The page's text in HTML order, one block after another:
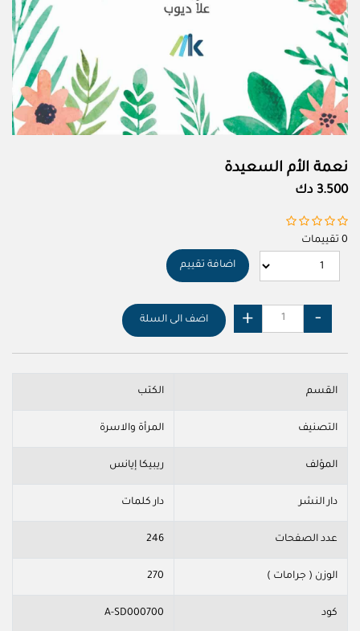
نعمة الأم السعيدة
3.500 دك
0 تقييمات
اضافة تقييم
اضف الى السلة
القسم الكتب
التصنيف المرأة والاسرة
المؤلف ريبيكا إيانس
دار النشر دار كلمات
عدد الصفحات 246
الوزن ( جرامات ) 270
كود A-SD000700